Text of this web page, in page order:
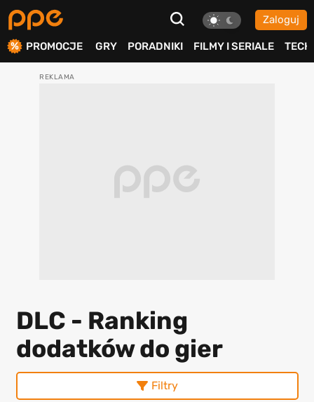
Zaloguj
PROMOCJE GRY PORADNIKI FILMY I SERIALE TECH
DLC - Ranking
dodatków do gier
Filtry